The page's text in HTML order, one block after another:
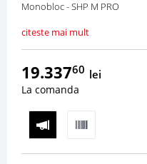
Monobloc - SHP M PRO
citeste mai mult
19.33760 lei
La comanda